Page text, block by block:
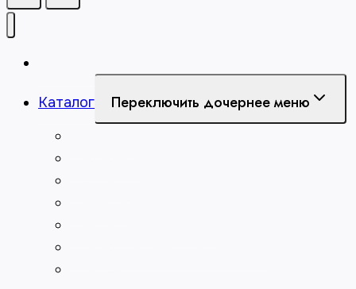
Каталог Переключить дочернее меню